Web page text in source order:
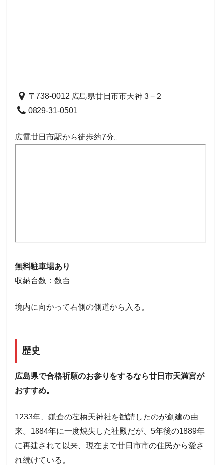
〒738-0012 広島県廿日市市天神３−２
0829-31-0501
広電廿日市駅から徒歩約7分。
無料駐車場あり
収納台数：数台
境内に向かって右側の側道から入る。
歴史
広島県で合格祈願のお参りをするなら廿日市天満宮が
おすすめ。
1233年、鎌倉の荏柄天神社を勧請したのが創建の由
来。1884年に一度焼失した社殿だが、5年後の1889年
に再建されて以来、現在まで廿日市市の住民から愛さ
れ続けている。